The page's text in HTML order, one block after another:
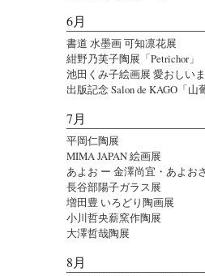
6月
書道 水墨画 可知凛花展
紺野乃芙子陶展「Petrichor」
池田くみ子絵画展 愛おしい
出版記念 Salon de KAGO「山
7月
平岡仁陶展
MIMA JAPAN 絵画展
あよお ー 金澤尚宜・あよお
長谷部陽子ガラス展
増田豊 いろどり陶画展
小川哲央薪窯作陶展
大澤哲哉陶展
8月